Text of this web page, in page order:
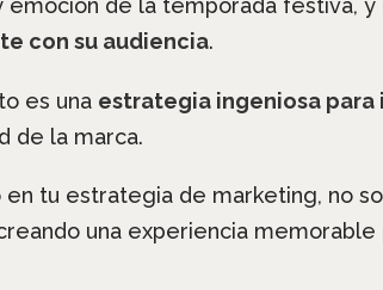
emoción de la temporada festiva,
con su audiencia.
es una estrategia ingeniosa para
de la marca.
tu estrategia de marketing, no
una experiencia memorable